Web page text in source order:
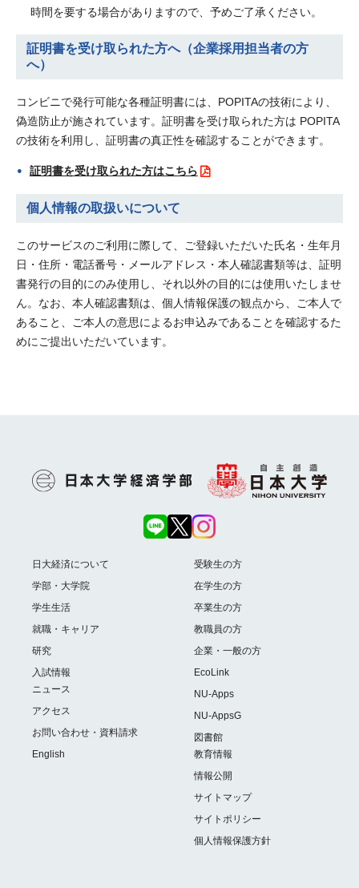
時間を要する場合がありますので、予めご了承ください。
証明書を受け取られた方へ（企業採用担当者の方
へ）
コンビニで発行可能な各種証明書には、POPITAの技術により、
偽造防止が施されています。証明書を受け取られた方は POPITA
の技術を利用し、証明書の真正性を確認することができます。
証明書を受け取られた方はこちら
個人情報の取扱いについて
このサービスのご利用に際して、ご登録いただいた氏名・生年月
日・住所・電話番号・メールアドレス・本人確認書類等は、証明
書発行の目的にのみ使用し、それ以外の目的には使用いたしませ
ん。なお、本人確認書類は、個人情報保護の観点から、ご本人で
あること、ご本人の意思によるお申込みであることを確認するた
めにご提出いただいています。
日大経済について
学部・大学院
学生生活
就職・キャリア
研究
入試情報
ニュース
アクセス
お問い合わせ・資料請求
English
受験生の方
在学生の方
卒業生の方
教職員の方
企業・一般の方
EcoLink
NU-Apps
NU-AppsG
図書館
教育情報
情報公開
サイトマップ
サイトポリシー
個人情報保護方針